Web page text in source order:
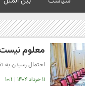
معلوم نیست
احتمال رسیدن به
۱۱ خرداد ۱۴۰۴ | ۱۰:۱